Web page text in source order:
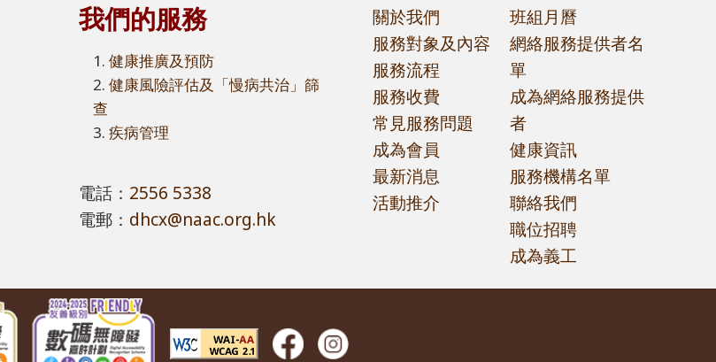
我們的服務
健康推廣及預防
健康風險評估及「慢病共治」篩
查
疾病管理
電話： 2556 5338
電郵： dhcx@naac.org.hk
關於我們
服務對象及內容
服務流程
服務收費
常見服務問題
成為會員
最新消息
活動推介
班組月曆
網絡服務提供者名
單
成為網絡服務提供
者
健康資訊
服務機構名單
聯絡我們
職位招聘
成為義工